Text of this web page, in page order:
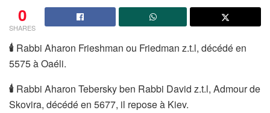
0
SHARES
🕯 ️Rabbi Aharon Frieshman ou Friedman z.t.l, décédé en
5575 à Oaéli.
🕯 ️Rabbi Aharon Tebersky ben Rabbi David z.t.l, Admour de
Skovira, décédé en 5677, il repose à Kiev.